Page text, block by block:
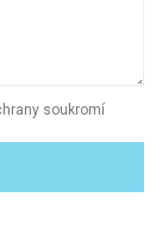
soukromí